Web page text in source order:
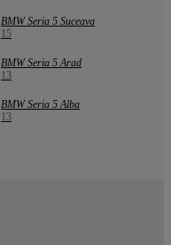
BMW Seria 5 Suceava
15
BMW Seria 5 Arad
13
BMW Seria 5 Alba
13